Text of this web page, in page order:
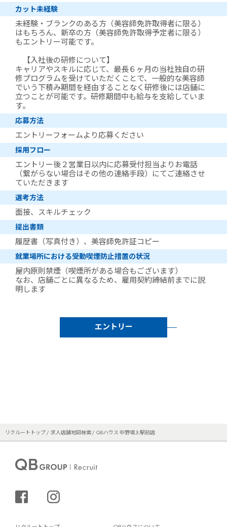
カット未経験
未経験・ブランクのある方（美容師免許取得者に限る）
はもちろん、新卒の方（美容師免許取得予定者に限る）
もエントリー可能です。
【入社後の研修について】
キャリアやスキルに応じて、最長６ヶ月の当社独自の研
修プログラムを受けていただくことで、一般的な美容師
でいう下積み期間を経由することなく研修後には店舗に
立つことが可能です。研修期間中も給与を支給していま
す。
応募方法
エントリーフォームより応募ください
採用フロー
エントリー後２営業日以内に応募受付担当よりお電話
（繋がらない場合はその他の連絡手段）にてご連絡させ
ていただきます
選考方法
面接、スキルチェック
提出書類
履歴書（写真付き）、美容師免許証コピー
就業場所における受動喫煙防止措置の状況
屋内原則禁煙（喫煙所がある場合もございます）
なお、店舗ごとに異なるため、雇用契約締結前までに説
明します
エントリー
リクルートトップ 求人店舗地図検索 QBハウス 中野坂上駅前店
シェアする